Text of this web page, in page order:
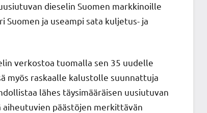
dieselin Suomen markkinoille
Suomen ja useampi sata kuljetus- ja
verkostoa tuomalla sen 35 uudelle
myös raskaalle kalustolle suunnattuja
lähes täysimääräisen uusiutuvan
päästöjen merkittävän